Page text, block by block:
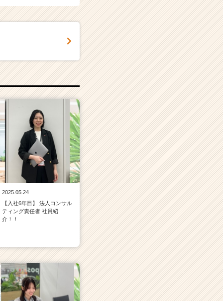
2025.05.24
【入社6年目】 法人コンサル
ティング責任者 社員紹
介！！